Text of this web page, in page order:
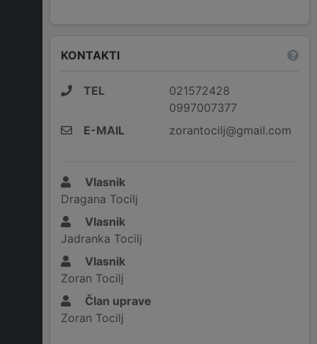
KONTAKTI
TEL
021572428
0997007377
E-MAIL
zorantocilj@gmail.com
Vlasnik
Dragana Tocilj
Vlasnik
Jadranka Tocilj
Vlasnik
Zoran Tocilj
Član uprave
Zoran Tocilj